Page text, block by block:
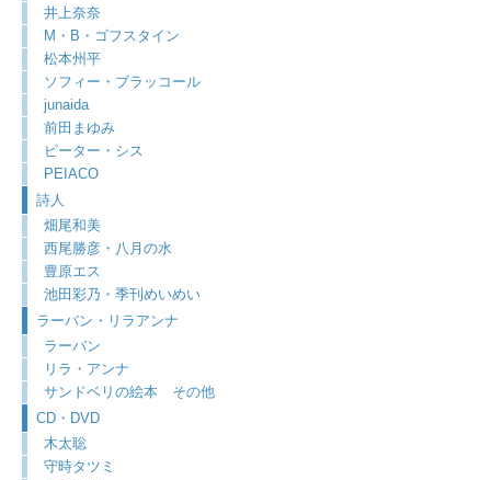
井上奈奈
M・B・ゴフスタイン
松本州平
ソフィー・ブラッコール
junaida
前田まゆみ
ピーター・シス
PEIACO
詩人
畑尾和美
西尾勝彦・八月の水
豊原エス
池田彩乃・季刊めいめい
ラーバン・リラアンナ
ラーバン
リラ・アンナ
サンドベリの絵本 その他
CD・DVD
木太聡
守時タツミ